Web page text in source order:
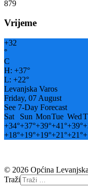
879
Vrijeme
+32
°
C
H: +37°
L: +22°
Levanjska Varos
Friday, 07 August
See 7-Day Forecast
Sat
Sun MonTue Wed
+34°+37°+39°+41°+39°+
+18°+19°+19°+21°+21°+
© 2026 Općina
Traži